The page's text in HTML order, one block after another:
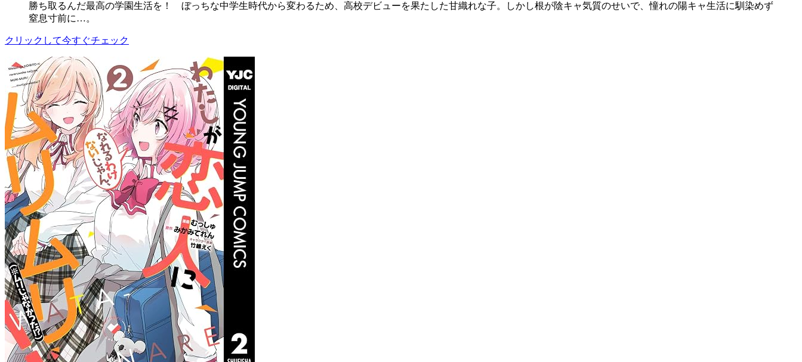
勝ち取るんだ最高の学園生活を！ ぼっちな中学生時代から変わるため、高校デビューを果たした甘織れな子。しかし根が陰キャ気質のせいで、憧れの陽キャ生活に馴染めず
窒息寸前に…。
クリックして今すぐチェック